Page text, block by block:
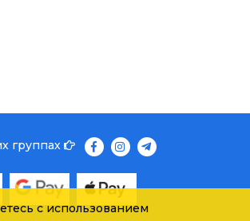
группах
с использованием